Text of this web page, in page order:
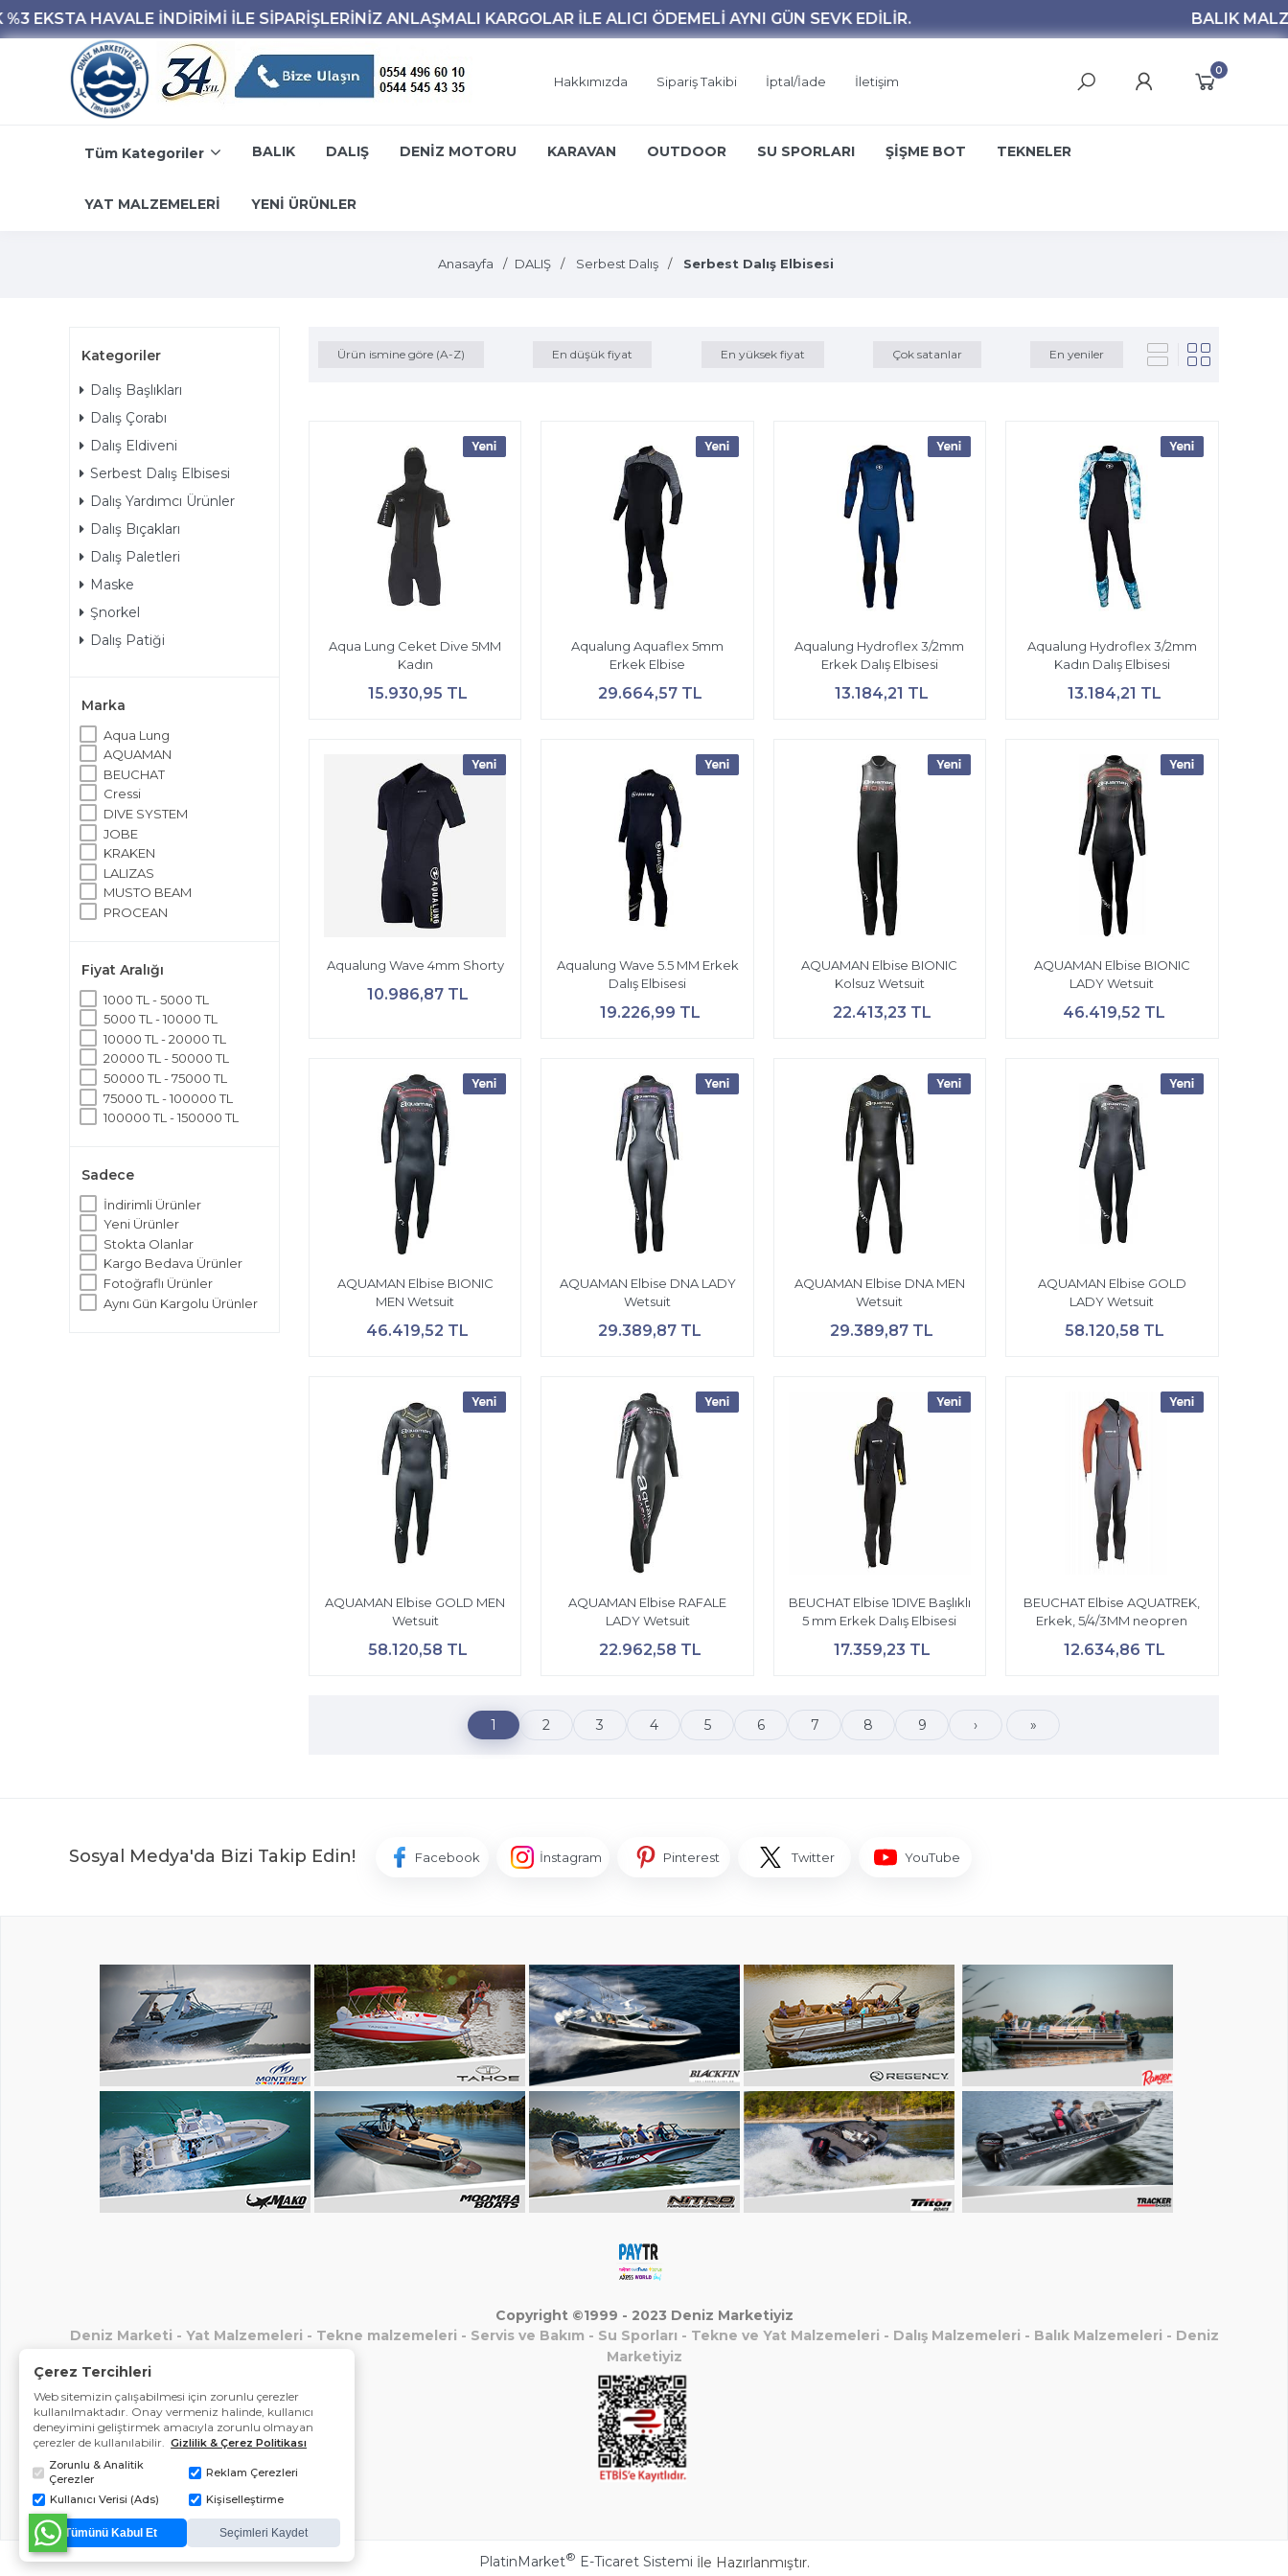
Hakkımızda Sipariş Takibi İptal/İade İletişim
0
Tüm Kategoriler BALIK DALIŞ DENİZ MOTORU KARAVAN OUTDOOR SU SPORLARI ŞİŞME BOT TEKNELER
YAT MALZEMELERİ YENİ ÜRÜNLER
Anasayfa DALIŞ Serbest Dalış Serbest Dalış Elbisesi
Kategoriler
Dalış Başlıkları
Dalış Çorabı
Dalış Eldiveni
Serbest Dalış Elbisesi
Dalış Yardımcı Ürünler
Dalış Bıçakları
Dalış Paletleri
Maske
Şnorkel
Dalış Patiği
Marka
Aqua Lung
AQUAMAN
BEUCHAT
Cressi
DIVE SYSTEM
JOBE
KRAKEN
LALIZAS
MUSTO BEAM
PROCEAN
SPINERA
Fiyat Aralığı
1000 TL - 5000 TL
5000 TL - 10000 TL
10000 TL - 20000 TL
20000 TL - 50000 TL
50000 TL - 75000 TL
75000 TL - 100000 TL
100000 TL - 150000 TL
Sadece
İndirimli Ürünler
Yeni Ürünler
Stokta Olanlar
Kargo Bedava Ürünler
Fotoğraflı Ürünler
Aynı Gün Kargolu Ürünler
Ürün ismine göre (A-Z) En düşük fiyat En yüksek fiyat Çok satanlar En yeniler
Aqua Lung Ceket Dive 5MM
Kadın
15.930,95 TL
Aqualung Aquaflex 5mm
Erkek Elbise
29.664,57 TL
Aqualung Hydroflex 3/2mm
Erkek Dalış Elbisesi
13.184,21 TL
Aqualung Hydroflex 3/2mm
Kadın Dalış Elbisesi
13.184,21 TL
Aqualung Wave 4mm Shorty
10.986,87 TL
Aqualung Wave 5.5 MM Erkek
Dalış Elbisesi
19.226,99 TL
AQUAMAN Elbise BIONIC
Kolsuz Wetsuit
22.413,23 TL
AQUAMAN Elbise BIONIC
LADY Wetsuit
46.419,52 TL
AQUAMAN Elbise BIONIC
MEN Wetsuit
46.419,52 TL
AQUAMAN Elbise DNA LADY
Wetsuit
29.389,87 TL
AQUAMAN Elbise DNA MEN
Wetsuit
29.389,87 TL
AQUAMAN Elbise GOLD
LADY Wetsuit
58.120,58 TL
AQUAMAN Elbise GOLD MEN
Wetsuit
58.120,58 TL
AQUAMAN Elbise RAFALE
LADY Wetsuit
22.962,58 TL
BEUCHAT Elbise 1DIVE Başlıklı
5 mm Erkek Dalış Elbisesi
17.359,23 TL
BEUCHAT Elbise AQUATREK,
Erkek, 5/4/3MM neopren
12.634,86 TL
1 2 3 4 5 6 7 8 9 › »
Sosyal Medya'da Bizi Takip Edin! Facebook İnstagram Pinterest Twitter YouTube
Copyright ©1999 - 2023 Deniz Marketiyiz
Deniz Marketi - Yat Malzemeleri - Tekne malzemeleri - Servis ve Bakım - Su Sporları - Tekne ve Yat Malzemeleri - Dalış Malzemeleri - Balık Malzemeleri - Deniz
Marketiyiz
Çerez Tercihleri
Web sitemizin çalışabilmesi için zorunlu çerezler
kullanılmaktadır. Onay vermeniz halinde, kullanıcı
deneyimini geliştirmek amacıyla zorunlu olmayan
çerezler de kullanılabilir. Gizlilik & Çerez Politikası
Zorunlu & Analitik
Çerezler
Reklam Çerezleri
Kullanıcı Verisi (Ads) Kişiselleştirme
Tümünü Kabul Et Seçimleri Kaydet
PlatinMarket® E-Ticaret Sistemi İle Hazırlanmıştır.